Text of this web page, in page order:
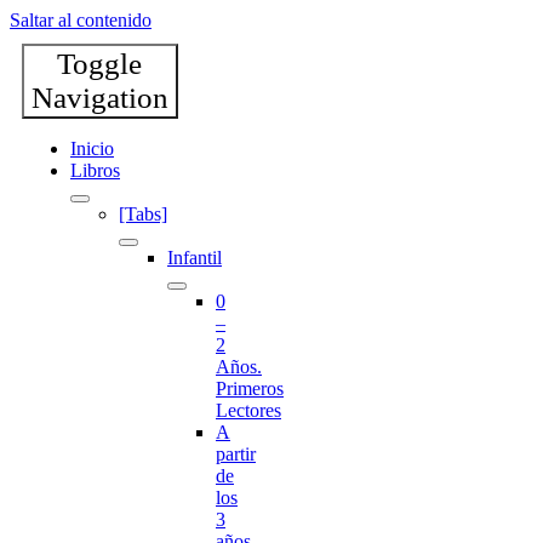
Saltar al contenido
Toggle
Navigation
Inicio
Libros
[Tabs]
Infantil
0
–
2
Años.
Primeros
Lectores
A
partir
de
los
3